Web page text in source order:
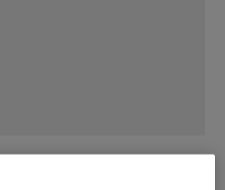
Aktie vonBelimoauf das